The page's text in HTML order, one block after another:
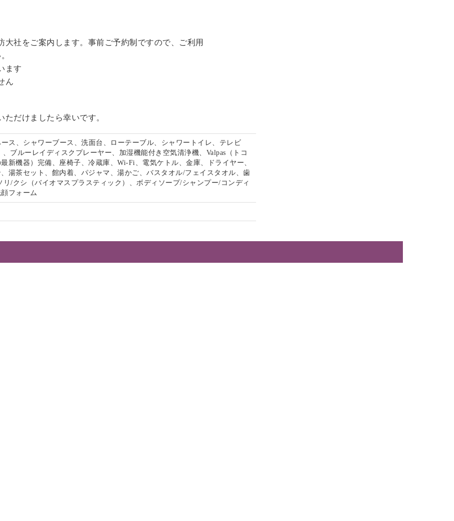
社をご案内します。事前ご予約制ですので、ご利用
ます
ん
だけましたら幸いです。
ース、シャワーブース、洗面台、ローテーブル、シャワートイレ、テレビ
、ブルーレイディスクプレーヤー、加湿機能付き空気清浄機、Valpas（トコ
新機器）完備、座椅子、冷蔵庫、Wi-Fi、電気ケトル、金庫、ドライヤー、
湯茶セット、館内着、パジャマ、湯かご、バスタオル/フェイスタオル、歯
リ/クシ（バイオマスプラスティック）、ボディソープ/シャンプー/コンディ
フォーム